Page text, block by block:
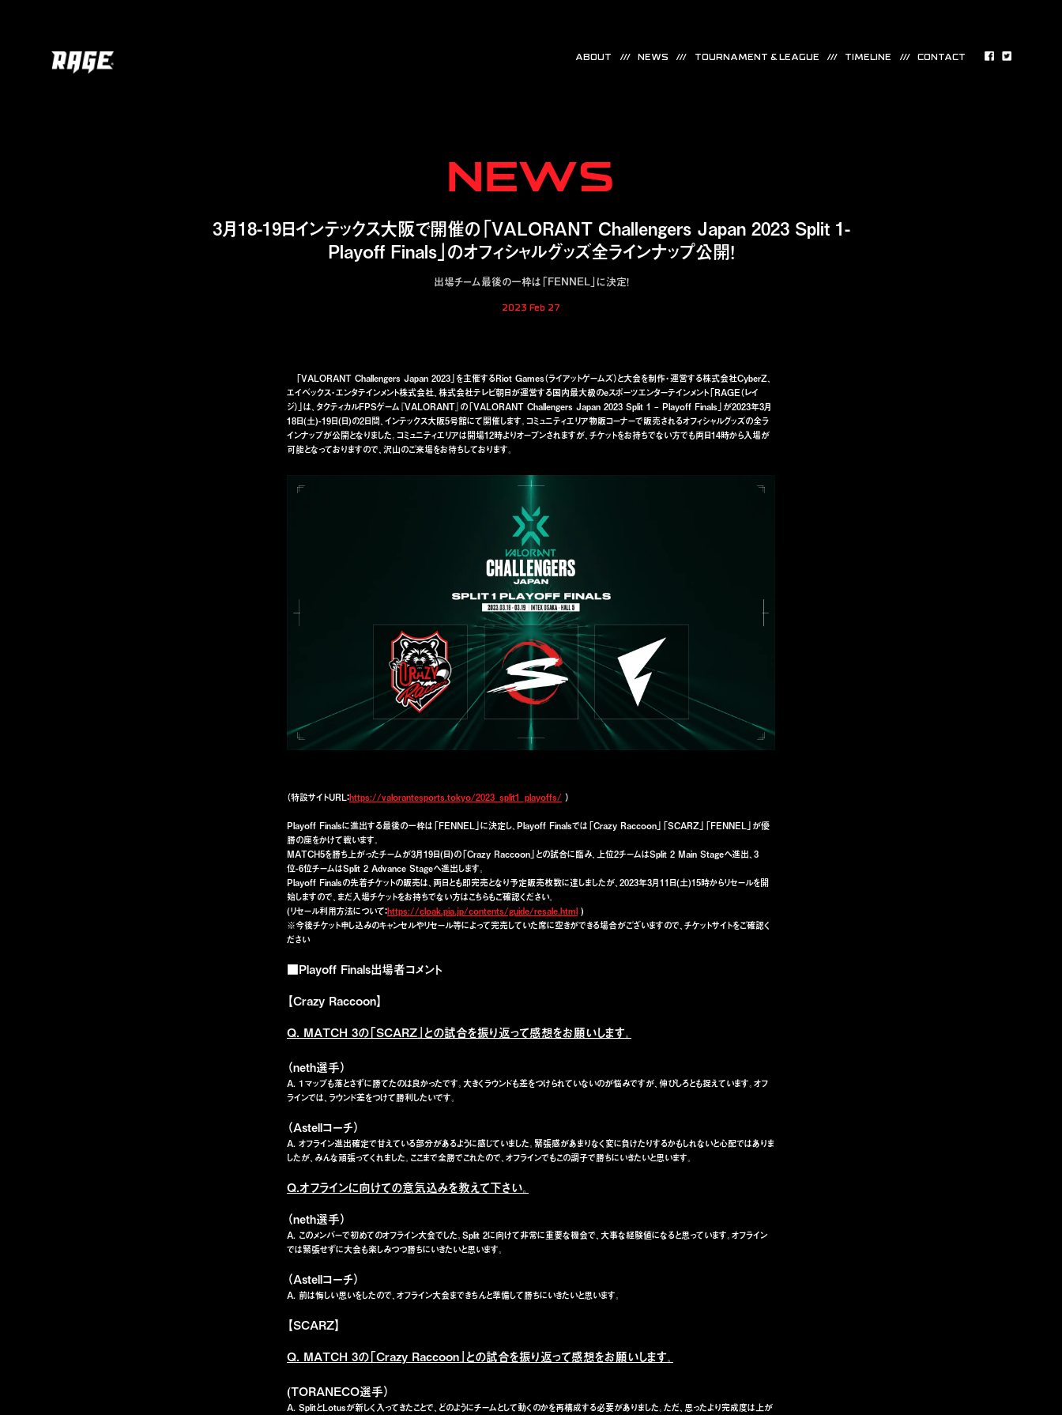
ABOUT NEWS TOURNAMENT & LEAGUE TIMELINE CONTACT
NEWS
3月18-19日インテックス大阪で開催の「VALORANT Challengers Japan 2023 Split 1-
Playoff Finals」のオフィシャルグッズ全ラインナップ公開！
出場チーム最後の一枠は「FENNEL」に決定！
2023 Feb 27
「VALORANT Challengers Japan 2023」を主催するRiot Games（ライアットゲームズ）と大会を制作・運営する株式会社CyberZ、
エイベックス・エンタテインメント株式会社、株式会社テレビ朝⽇が運営する国内最⼤級のeスポーツエンターテインメント「RAGE（レイ
ジ）」は、タクティカルFPSゲーム『VALORANT』の「VALORANT Challengers Japan 2023 Split 1 – Playoff Finals」が2023年3月
18日(土)-19日(日)の2日間、インテックス大阪5号館にて開催します。コミュニティエリア物販コーナーで販売されるオフィシャルグッズの全ラ
インナップが公開となりました。コミュニティエリアは開場12時よりオープンされますが、チケットをお持ちでない方でも両日14時から入場が
可能となっておりますので、沢山のご来場をお待ちしております。
（特設サイトURL：https://valorantesports.tokyo/2023_split1_playoffs/ ）
Playoff Finalsに進出する最後の一枠は「FENNEL」に決定し、Playoff Finalsでは「Crazy Raccoon」「SCARZ」「FENNEL」が優
勝の座をかけて戦います。
MATCH5を勝ち上がったチームが3月19日(日)の「Crazy Raccoon」との試合に臨み、上位2チームはSplit 2 Main Stageへ進出、3
位-6位チームはSplit 2 Advance Stageへ進出します。
Playoff Finalsの先着チケットの販売は、両日とも即完売となり予定販売枚数に達しましたが、2023年3月11日(土)15時からリセールを開
始しますので、まだ入場チケットをお持ちでない方はこちらもご確認ください。
(リセール利用方法について：https://cloak.pia.jp/contents/guide/resale.html
)
※今後チケット申し込みのキャンセルやリセール等によって完売していた席に空きができる場合がございますので、チケットサイトをご確認く
ださい
■Playoff Finals出場者コメント
【Crazy Raccoon】
Q. MATCH 3の「SCARZ」との試合を振り返って感想をお願いします。
（neth選手）
A. １マップも落とさずに勝てたのは良かったです。大きくラウンドも差をつけられていないのが悩みですが、伸びしろとも捉えています。オフ
ラインでは、ラウンド差をつけて勝利したいです。
（Astellコーチ）
A. オフライン進出確定で甘えている部分があるように感じていました。緊張感があまりなく変に負けたりするかもしれないと心配ではありま
したが、みんな頑張ってくれました。ここまで全勝でこれたので、オフラインでもこの調子で勝ちにいきたいと思います。
Q.オフラインに向けての意気込みを教えて下さい。
（neth選手）
A. このメンバーで初めてのオフライン大会でした。Split 2に向けて非常に重要な機会で、大事な経験値になると思っています。オフライン
では緊張せずに大会も楽しみつつ勝ちにいきたいと思います。
（Astellコーチ）
A. 前は悔しい思いをしたので、オフライン大会まできちんと準備して勝ちにいきたいと思います。
【SCARZ】
Q. MATCH 3の「Crazy Raccoon」との試合を振り返って感想をお願いします。
(TORANECO選手）
A. SplitとLotusが新しく入ってきたことで、どのようにチームとして動くのかを再構成する必要がありました。ただ、思ったより完成度は上が